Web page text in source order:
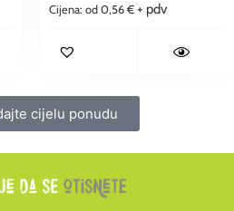
Cijena: od 0,56 € + pdv
cijelu ponudu